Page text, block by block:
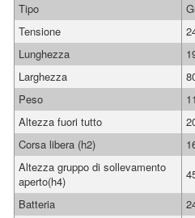
Tipo
Tensione
Lunghezza
Larghezza
Peso
Altezza fuori tutto
Corsa libera (h2)
Altezza gruppo di sollevamento
aperto(h4)
Batteria